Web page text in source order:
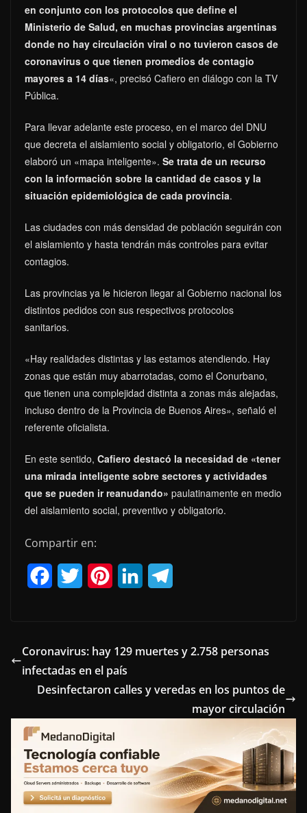
en conjunto con los protocolos que define el
Ministerio de Salud, en muchas provincias argentinas
donde no hay circulación viral o no tuvieron casos de
coronavirus o que tienen promedios de contagio
mayores a 14 días«, precisó Cafiero en diálogo con la TV
Pública.
Para llevar adelante este proceso, en el marco del DNU
que decreta el aislamiento social y obligatorio, el Gobierno
elaboró un «mapa inteligente». Se trata de un recurso
con la información sobre la cantidad de casos y la
situación epidemiológica de cada provincia.
Las ciudades con más densidad de población seguirán con
el aislamiento y hasta tendrán más controles para evitar
contagios.
Las provincias ya le hicieron llegar al Gobierno nacional los
distintos pedidos con sus respectivos protocolos
sanitarios.
«Hay realidades distintas y las estamos atendiendo. Hay
zonas que están muy abarrotadas, como el Conurbano,
que tienen una complejidad distinta a zonas más alejadas,
incluso dentro de la Provincia de Buenos Aires», señaló el
referente oficialista.
En este sentido, Cafiero destacó la necesidad de «tener
una mirada inteligente sobre sectores y actividades
que se pueden ir reanudando» paulatinamente en medio
del aislamiento social, preventivo y obligatorio.
Compartir en:
e
b
o
o
k
t
t
e
r
t
e
r
e
s
t
k
d
I
n
e
r
a
Coronavirus: hay 129 muertes y 2.758 personas
infectadas en el país
Desinfectaron calles y veredas en los puntos de
mayor circulación